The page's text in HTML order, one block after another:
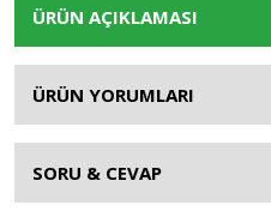
ÜRÜN AÇIKLAMASI
ÜRÜN YORUMLARI
SORU & CEVAP